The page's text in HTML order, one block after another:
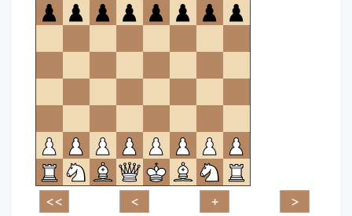
openen.